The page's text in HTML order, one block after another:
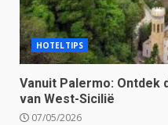
HOTELTIPS
Vanuit Palermo: Ontdek
van West-Sicilië
07/05/2026